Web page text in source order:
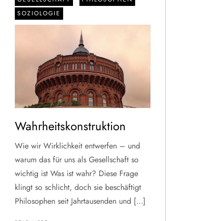
SOZIOLOGIE
Wahrheitskonstruktion
Wie wir Wirklichkeit entwerfen – und
warum das für uns als Gesellschaft so
wichtig ist Was ist wahr? Diese Frage
klingt so schlicht, doch sie beschäftigt
Philosophen seit Jahrtausenden und […]